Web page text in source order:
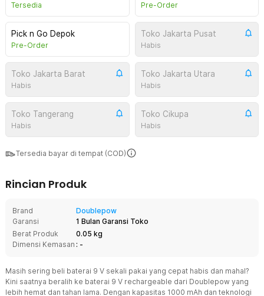
Tersedia Pre-Order
Pick n Go Depok
Pre-Order
Toko Jakarta Pusat
Habis
Toko Jakarta Barat
Habis
Toko Jakarta Utara
Habis
Toko Tangerang
Habis
Toko Cikupa
Habis
Tersedia bayar di tempat (COD)
Rincian Produk
Brand
Doublepow
Garansi
1 Bulan Garansi Toko
Berat Produk
0.05 kg
Dimensi Kemasan : -
Masih sering beli baterai 9 V sekali pakai yang cepat habis dan mahal?
Kini saatnya beralih ke baterai 9 V rechargeable dari Doublepow yang
lebih hemat dan tahan lama. Dengan kapasitas 1000 mAh dan teknologi